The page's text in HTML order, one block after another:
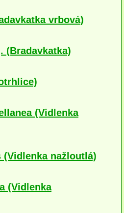
vrbová)
(Bradavkatka)
(Vidlenka
nažloutlá)
(Vidlenka